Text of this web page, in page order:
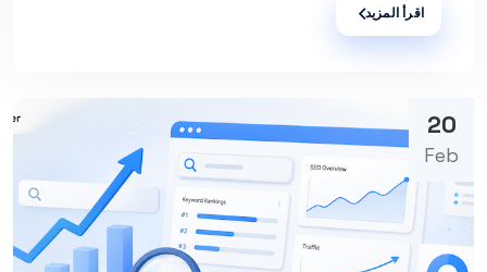
اقرأ المزيد
20
Feb